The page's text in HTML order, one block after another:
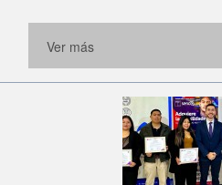
Ver más